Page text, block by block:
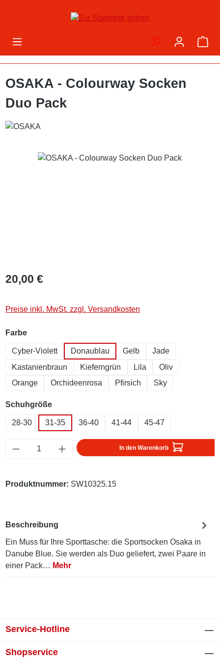
Zum Hauptinhalt springen
OSAKA - Colourway Socken
Duo Pack
Bildergalerie überspringen
20,00 €
Preise inkl. MwSt. zzgl. Versandkosten
Farbeauswählen
Cyber-Violett Donaublau Gelb
Jade
Kastanienbraun
Kieferngrün Lila
Oliv
Orange
Orchideenrosa Pfirsich Sky
Schuhgrößeauswählen
28-30 31-35 36-40 41-44 45-47
Produkt Anzahl: Gib den gewünschten
In den Warenkorb
Produktnummer: SW10325.15
Beschreibung
Ein Muss für Ihre Sporttasche: die Sportsocken Osaka in
Danube Blue. Sie werden als Duo geliefert, zwei Paare in
einer Pack… Mehr
Service-Hotline
Shopservice